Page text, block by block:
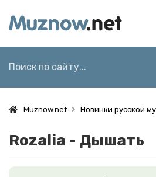
Muznow.net Новинки русской
Rozalia - Дышать